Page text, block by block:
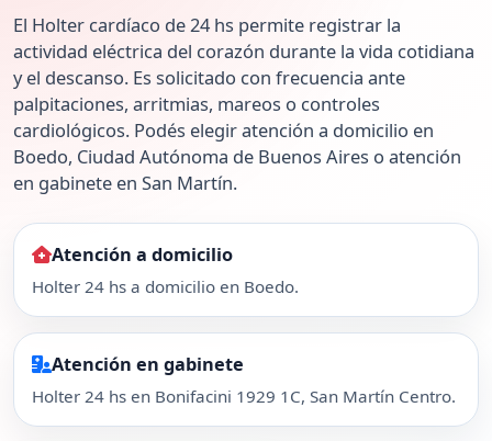
El Holter cardíaco de 24 hs permite registrar la
actividad eléctrica del corazón durante la vida cotidiana
y el descanso. Es solicitado con frecuencia ante
palpitaciones, arritmias, mareos o controles
cardiológicos. Podés elegir atención a domicilio en
Boedo, Ciudad Autónoma de Buenos Aires o atención
en gabinete en San Martín.
Atención a domicilio
Holter 24 hs a domicilio en Boedo.
Atención en gabinete
Holter 24 hs en Bonifacini 1929 1C, San Martín Centro.